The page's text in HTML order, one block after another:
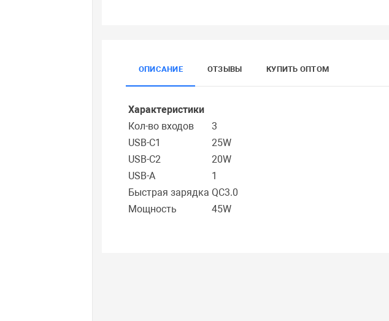
ОПИСАНИЕ ОТЗЫВЫ КУПИТЬ ОПТОМ
Характеристики
Кол-во входов
3
USB-C1
25W
USB-C2
20W
USB-A
1
Быстрая зарядка QС3.0
Мощность
45W